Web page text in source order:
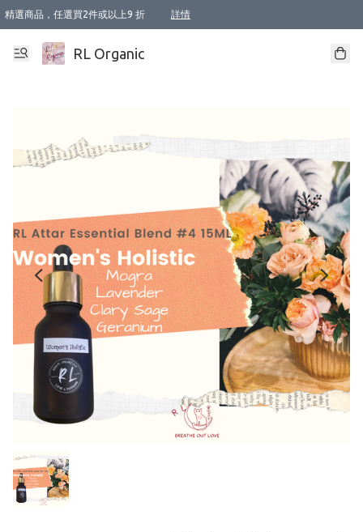
精選商品，任選買2件或以上9 折 詳情
XI周年優惠【新品自由選2件88折/3件85折】
XI周年優惠【Chakra 脈輪平衡自由選2件9折/3件85折/5件8折】
Florame 肌底自由選 2支9折 3支85折
XI周年優惠【蟲蟲退散 · 防衛結界﹞系列2件9折】
Sunki 任選2件95折
BIOFFICINA TOSCANA 任選2支9折 3支85折
Lamav 任選1件9折 2件85折
Mukti Organics 指定產品任選1件9折, 2件88折 3件85折
Intelligent Nutrients Skincare 任選2件9折
deodorant 任選2件88折
化妝品 任選2件95折
XI周年優惠【身心靈單品 任選2件9折/3件85折/5件8折】
XI周年優惠 【精油/香水 任選2件9折/3件85折/5件8折】
XI周年優惠【「關節到肌膚」全效養護 BODY OIL 組2件88折/3件85折】
XI周年優惠【夏日有機物理防曬套裝2件88折】
XI周年優惠【夏日潔面隨意選2件88折/3件85折】
XI周年優惠【逆齡奇蹟抗氧 11 自由選2件88折/3件85折/4件或以上8折】
新會員首次購物即享全單 95 折優惠！
成為VIP / VVIP 可享有生日月現金扣減獎賞優惠 !! 記得去賬户資料填上生日日期啦 !
選用順豐速運，滿$500 免運費
本地速遞 京東 送住宅/ 工商地址 $400 免運費
澳門訂單選用順豐速運，滿$800 免運費
RL Organic